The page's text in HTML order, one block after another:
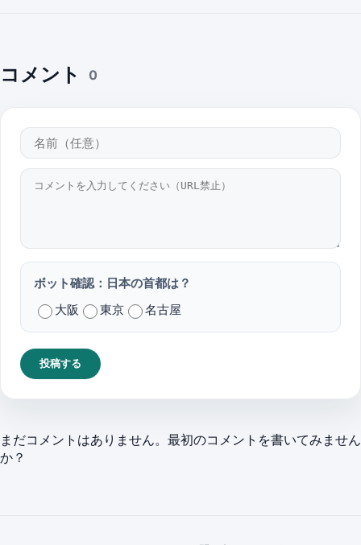
コメント 0
ボット確認：日本の首都は？
大阪
東京 名古屋
投稿する
まだコメントはありません。最初のコメントを書いてみません
か？